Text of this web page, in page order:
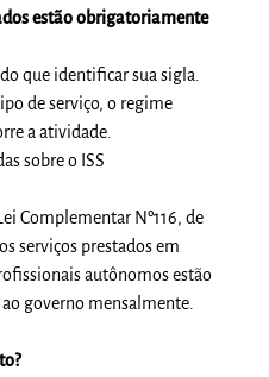
estão obrigatoriamente
que identificar sua sigla.
de serviço, o regime
a atividade.
sobre o ISS
Complementar Nº116, de
serviços prestados em
autônomos estão
governo mensalmente.